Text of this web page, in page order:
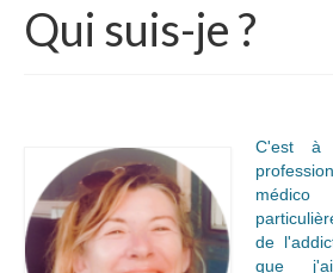
Vous cherchez
Qu’est ce que
?
Déroulement d’une
Qui suis-je ?
C'est à
de
que